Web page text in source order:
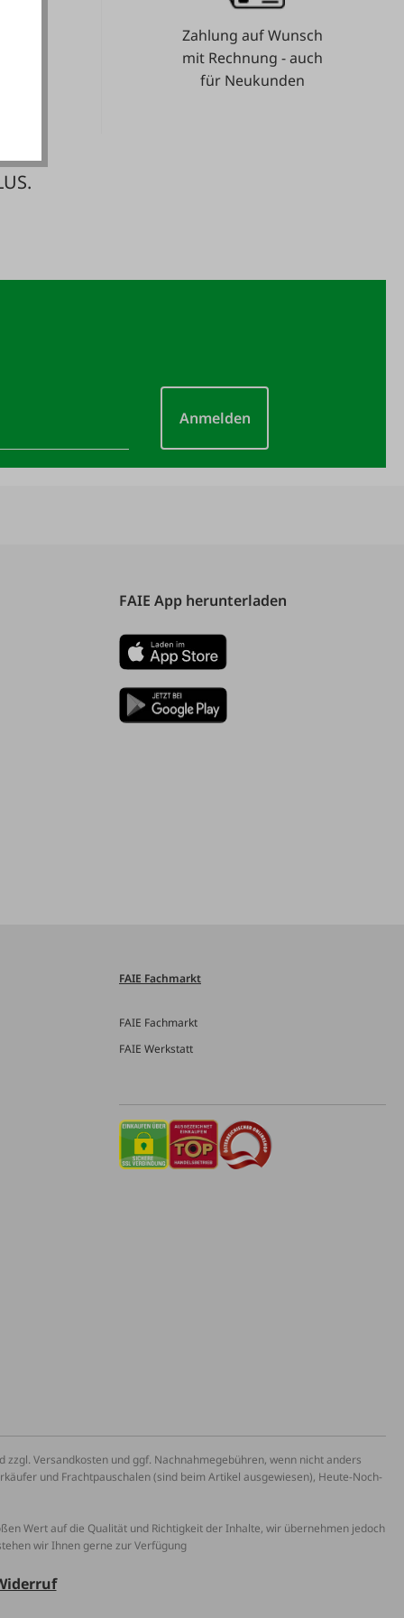
Zahlung auf Wunsch
mit Rechnung - auch
für Neukunden
Anmelden
FAIE App herunterladen
FAIE Fachmarkt
FAIE Fachmarkt
FAIE Werkstatt
Versandkosten und ggf. Nachnahmegebühren, wenn nicht anders
und Frachtpauschalen (sind beim Artikel ausgewiesen), Heute-Noch-
Wert auf die Qualität und Richtigkeit der Inhalte, wir übernehmen jedoch
wir Ihnen gerne zur Verfügung